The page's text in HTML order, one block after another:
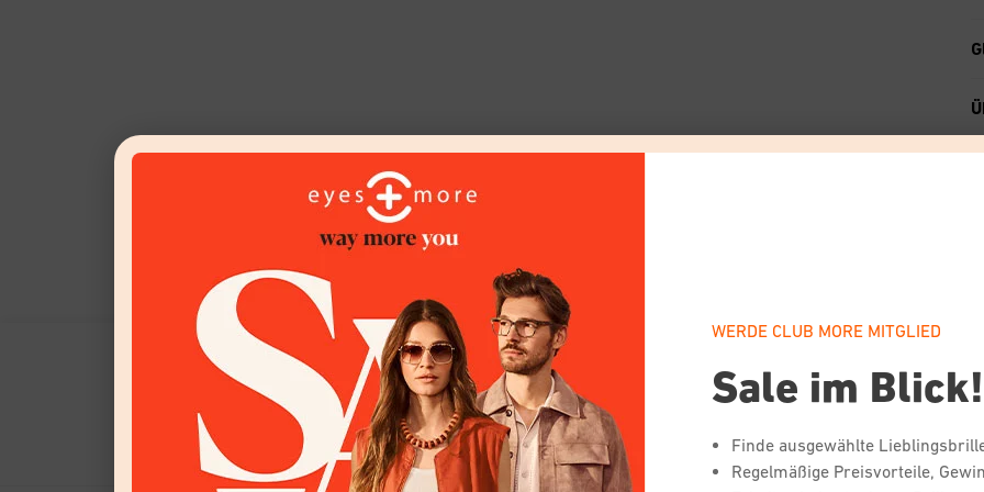
Von unseren Verbraucher:innen gewählt
WERDE CLUB MORE MITGLIED
Sale im Blick!
Finde ausgewählte
Regelmäßige Preisvorteile,